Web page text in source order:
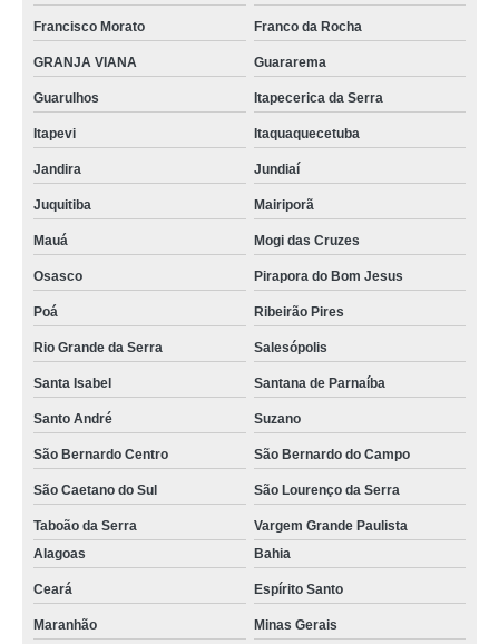
Francisco Morato Franco da Rocha
GRANJA VIANA Guararema
Guarulhos Itapecerica da Serra
Itapevi Itaquaquecetuba
Jandira Jundiaí
Juquitiba Mairiporã
Mauá Mogi das Cruzes
Osasco Pirapora do Bom Jesus
Poá Ribeirão Pires
Rio Grande da Serra Salesópolis
Santa Isabel Santana de Parnaíba
Santo André Suzano
São Bernardo Centro São Bernardo do Campo
São Caetano do Sul São Lourenço da Serra
Taboão da Serra
Vargem Grande Paulista
Alagoas
Bahia
Ceará Espírito Santo
Maranhão Minas Gerais